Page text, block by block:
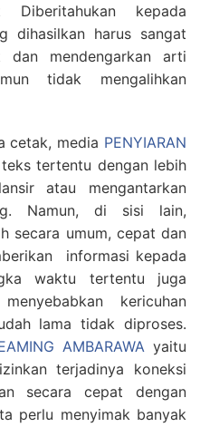
kepada
dihasilkan harus sangat
dan mendengarkan arti
tidak mengalihkan
cetak, media PENYIARAN
tertentu dengan lebih
atau mengantarkan
Namun, di sisi lain,
secara umum, cepat dan
informasi kepada
waktu tertentu juga
kericuhan
lama tidak diproses.
AMBARAWAyaitu
terjadinya koneksi
secara cepat dengan
perlu menyimak banyak